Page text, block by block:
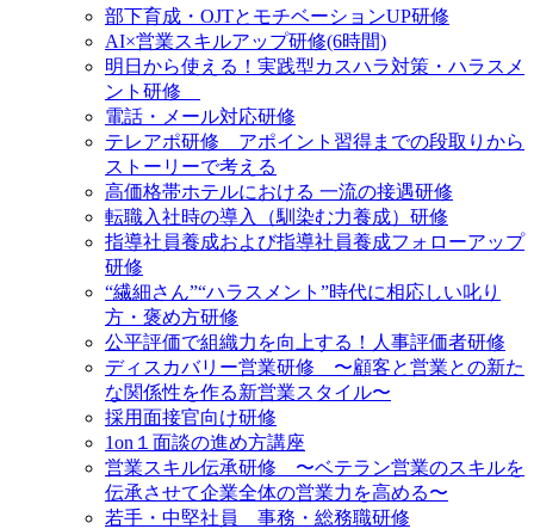
部下育成・OJTとモチベーションUP研修
AI×営業スキルアップ研修(6時間)
明日から使える！実践型カスハラ対策・ハラスメ
ント研修
電話・メール対応研修
テレアポ研修 アポイント習得までの段取りから
ストーリーで考える
高価格帯ホテルにおける 一流の接遇研修
転職入社時の導入（馴染む力養成）研修
指導社員養成および指導社員養成フォローアップ
研修
“繊細さん”“ハラスメント”時代に相応しい叱り
方・褒め方研修
公平評価で組織力を向上する！人事評価者研修
ディスカバリー営業研修 〜顧客と営業との新た
な関係性を作る新営業スタイル〜
採用面接官向け研修
1on１面談の進め方講座
営業スキル伝承研修 〜ベテラン営業のスキルを
伝承させて企業全体の営業力を高める〜
若手・中堅社員 事務・総務職研修